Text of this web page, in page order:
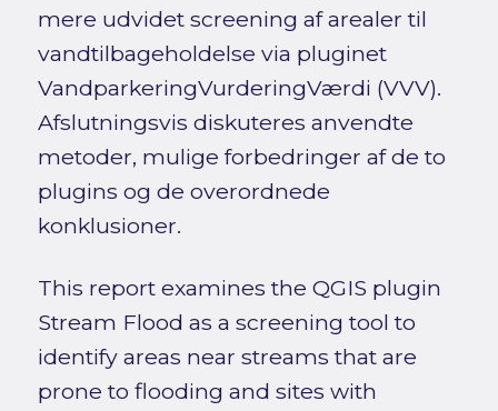
mere udvidet screening af arealer til
vandtilbageholdelse via pluginet
VandparkeringVurderingVærdi (VVV).
Afslutningsvis diskuteres anvendte
metoder, mulige forbedringer af de to
plugins og de overordnede
konklusioner.
This report examines the QGIS plugin
Stream Flood as a screening tool to
identify areas near streams that are
prone to flooding and sites with